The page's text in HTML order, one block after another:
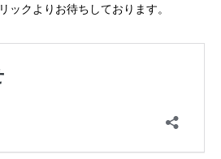
ックよりお待ちしております。